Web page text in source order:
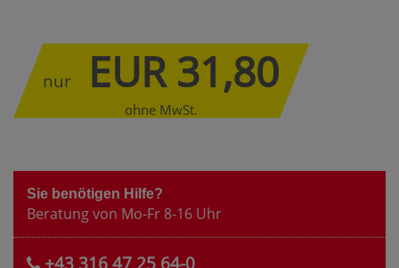
nur EUR 31,80
ohne MwSt.
Sie benötigen Hilfe?
Beratung von Mo-Fr 8-16 Uhr
+43 316 47 25 64-0